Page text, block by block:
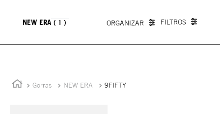
NEW ERA 1
Gorras NEW ERA 9FIFTY